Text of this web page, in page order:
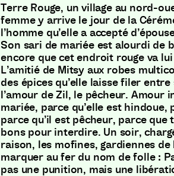
Terre Rouge, un village au nord-
femme y arrive le jour de la
l’homme qu’elle a accepté
Son sari de mariée est alourdi de
encore que cet endroit rouge va
L’amitié de Mitsy aux robes
des épices qu’elle laisse filer
l’amour de Zil, le pêcheur. Amour
mariée, parce qu’elle est hindoue,
parce qu’il est pêcheur, parce
bons pour interdire. Un soir,
raison, les mofines, gardiennes
marquer au fer du nom de folle :
pas une punition, mais une